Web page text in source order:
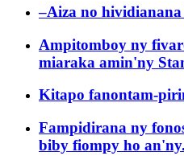
–Aiza no hividianana
Ampitomboy ny
miaraka amin'ny
Kitapo fanontam-
Fampidirana ny
biby fiompy ho